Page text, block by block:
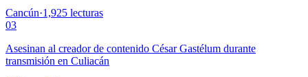
Cancún·1,925 lecturas
03
Asesinan al creador de contenido César Gastélum durante
transmisión en Culiacán